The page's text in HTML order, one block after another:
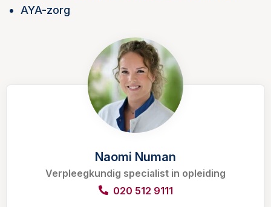
AYA-zorg
Naomi Numan
Verpleegkundig specialist in opleiding
020 512 9111